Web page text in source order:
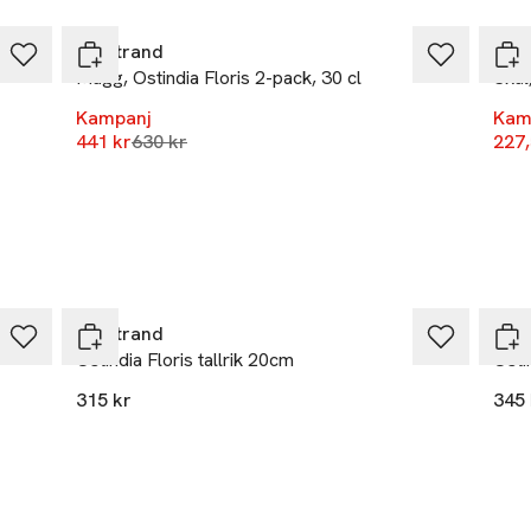
Rörstrand
Mugg, Ostindia Floris 2-pack, 30 cl
Kampanj
441 krLägsta pris 30 dagar
630 kr
Rörstrand
Ostindia Floris tallrik 20cm
315 kr
345